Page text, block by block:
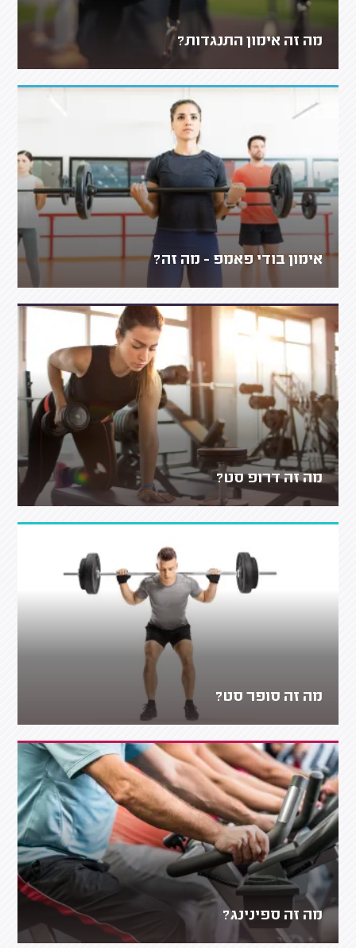
מה זה אימון התנגדות?
אימון בודי פאמפ - מה זה?
מה זה דרופ סט?
מה זה סופר סט?
מה זה ספינינג?